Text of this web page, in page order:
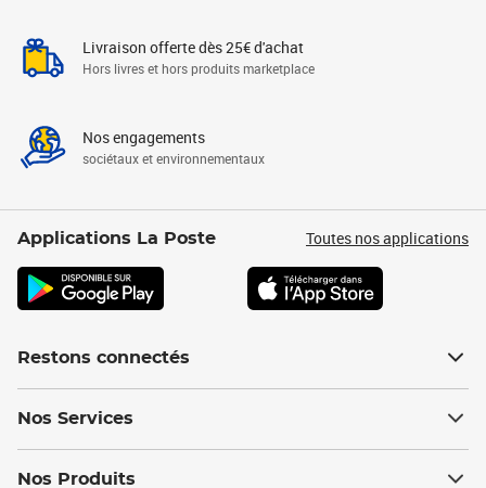
Livraison offerte dès 25€ d'achat
Hors livres et hors produits marketplace
Nos engagements
sociétaux et environnementaux
Applications La Poste Toutes nos applications
Restons connectés
Nos Services
Nos Produits